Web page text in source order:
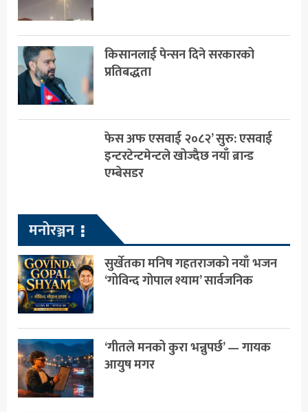
किसानलाई पेन्सन दिने सरकारको
प्रतिबद्धता
फेस अफ एसवाई २०८२’ सुरु: एसवाई
इन्टरटेन्टमेन्टले खोज्दैछ नयाँ ब्रान्ड
एम्बेसडर
मनोरञ्जन
सुर्खेतका मनिष गहतराजको नयाँ भजन
‘गोविन्द गोपाल श्याम’ सार्वजनिक
‘गीतले मनको कुरा भन्नुपर्छ’ — गायक
आयुष मगर